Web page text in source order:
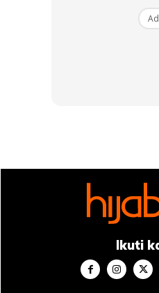
bersifat lebih terbuka untuk
wanita. Oleh kerana itu,
Ikuti